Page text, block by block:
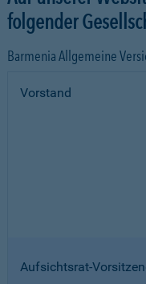
folgender
Barmenia Allgemeine
Vorstand
Aufsichtsrat-